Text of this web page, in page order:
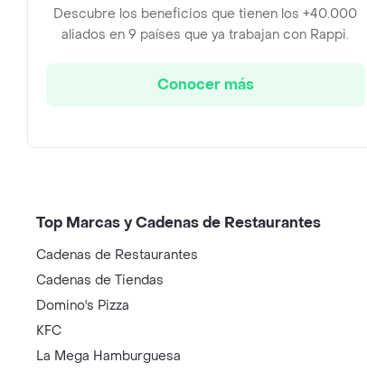
Descubre los beneficios que tienen los +40.000
aliados en 9 países que ya trabajan con Rappi.
Conocer más
Top Marcas y Cadenas de Restaurantes
Cadenas de Restaurantes
Cadenas de Tiendas
Domino's Pizza
KFC
La Mega Hamburguesa